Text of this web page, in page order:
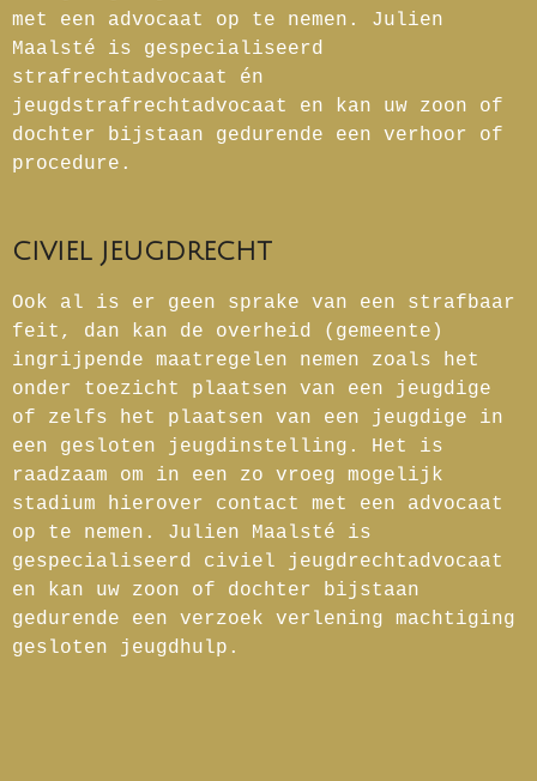
met een advocaat op te nemen. Julien
Maalsté is gespecialiseerd
strafrechtadvocaat én
jeugdstrafrechtadvocaat en kan uw zoon of
dochter bijstaan gedurende een verhoor of
procedure.
CIVIEL JEUGDRECHT
Ook al is er geen sprake van een strafbaar
feit, dan kan de overheid (gemeente)
ingrijpende maatregelen nemen zoals het
onder toezicht plaatsen van een jeugdige
of zelfs het plaatsen van een jeugdige in
een gesloten jeugdinstelling. Het is
raadzaam om in een zo vroeg mogelijk
stadium hierover contact met een advocaat
op te nemen. Julien Maalsté is
gespecialiseerd civiel jeugdrechtadvocaat
en kan uw zoon of dochter bijstaan
gedurende een verzoek verlening machtiging
gesloten jeugdhulp.